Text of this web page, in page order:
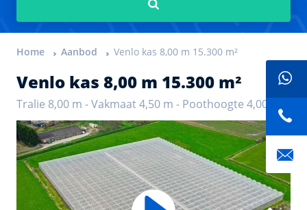
Home Aanbod Venlo kas 8,00 m 15.300 m²
Venlo kas 8,00 m 15.300 m²
Tralie 8,00 m - Vakmaat 4,50 m - Poothoogte 4,00 m